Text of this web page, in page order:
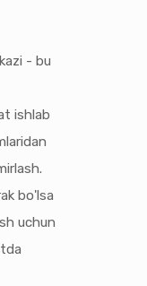
- bu
ishlab
bo'lsa
uchun